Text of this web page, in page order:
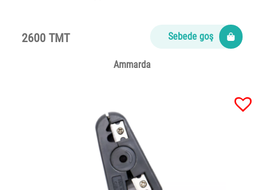
2600 TMT Sebede goş
Ammarda